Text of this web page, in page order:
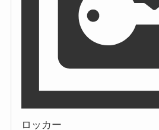
ロッカー